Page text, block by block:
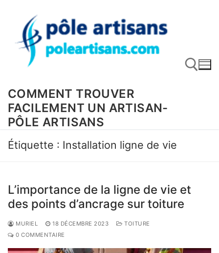
contenu
COMMENT TROUVER
FACILEMENT UN ARTISAN-
PÔLE ARTISANS
Rechercher :
Étiquette : Installation ligne de vie
L’importance de la ligne de vie et
des points d’ancrage sur toiture
MURIEL 18 DÉCEMBRE 2023
TOITURE
0 COMMENTAIRE